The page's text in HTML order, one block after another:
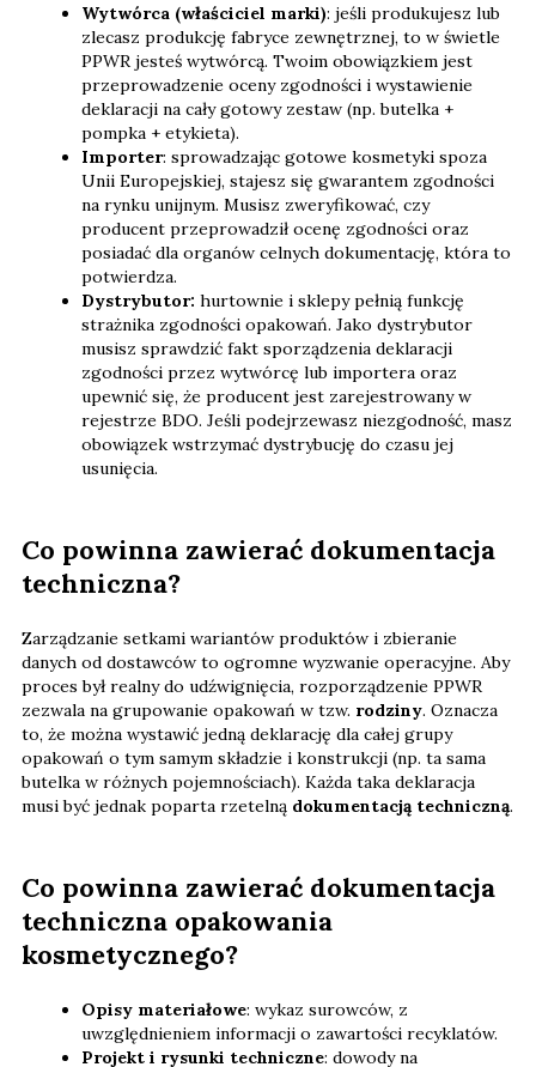
Wytwórca (właściciel marki): jeśli produkujesz lub
zlecasz produkcję fabryce zewnętrznej, to w świetle
PPWR jesteś wytwórcą. Twoim obowiązkiem jest
przeprowadzenie oceny zgodności i wystawienie
deklaracji na cały gotowy zestaw (np. butelka +
pompka + etykieta).
Importer: sprowadzając gotowe kosmetyki spoza
Unii Europejskiej, stajesz się gwarantem zgodności
na rynku unijnym. Musisz zweryfikować, czy
producent przeprowadził ocenę zgodności oraz
posiadać dla organów celnych dokumentację, która to
potwierdza.
Dystrybutor: hurtownie i sklepy pełnią funkcję
strażnika zgodności opakowań. Jako dystrybutor
musisz sprawdzić fakt sporządzenia deklaracji
zgodności przez wytwórcę lub importera oraz
upewnić się, że producent jest zarejestrowany w
rejestrze BDO. Jeśli podejrzewasz niezgodność, masz
obowiązek wstrzymać dystrybucję do czasu jej
usunięcia.
Co powinna zawierać dokumentacja
techniczna?
Zarządzanie setkami wariantów produktów i zbieranie
danych od dostawców to ogromne wyzwanie operacyjne. Aby
proces był realny do udźwignięcia, rozporządzenie PPWR
zezwala na grupowanie opakowań w tzw. rodziny. Oznacza
to, że można wystawić jedną deklarację dla całej grupy
opakowań o tym samym składzie i konstrukcji (np. ta sama
butelka w różnych pojemnościach). Każda taka deklaracja
musi być jednak poparta rzetelną dokumentacją techniczną.
Co powinna zawierać dokumentacja
techniczna opakowania
kosmetycznego?
Opisy materiałowe: wykaz surowców, z
uwzględnieniem informacji o zawartości recyklatów.
Projekt i rysunki techniczne: dowody na